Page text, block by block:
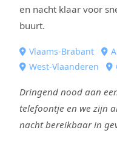
en nacht klaar voor
buurt.
Vlaams-Brabant
West-Vlaanderen
Dringend nood aan
telefoontje en we zijn
nacht bereikbaar in